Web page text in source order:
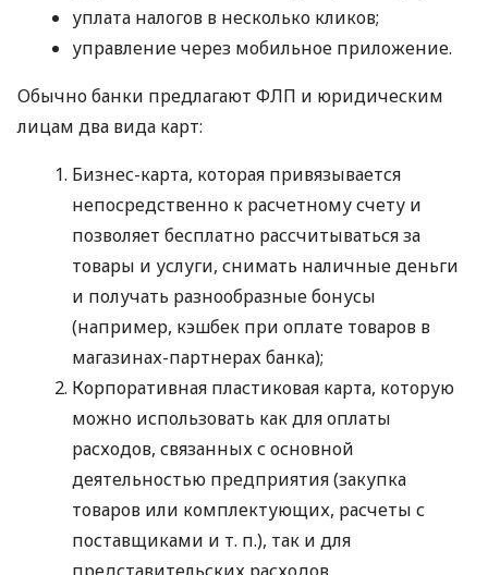
уплата налогов в несколько кликов;
управление через мобильное приложение.
Обычно банки предлагают ФЛП и юридическим
лицам два вида карт:
Бизнес-карта, которая привязывается
непосредственно к расчетному счету и
позволяет бесплатно рассчитываться за
товары и услуги, снимать наличные деньги
и получать разнообразные бонусы
(например, кэшбек при оплате товаров в
магазинах-партнерах банка);
Корпоративная пластиковая карта, которую
можно использовать как для оплаты
расходов, связанных с основной
деятельностью предприятия (закупка
товаров или комплектующих, расчеты с
поставщиками и т. п.), так и для